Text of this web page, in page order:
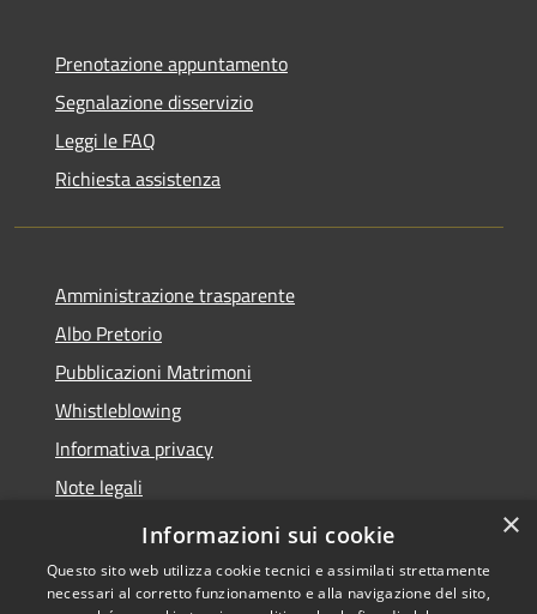
Prenotazione appuntamento
Segnalazione disservizio
Leggi le FAQ
Richiesta assistenza
Amministrazione trasparente
Albo Pretorio
Pubblicazioni Matrimoni
Whistleblowing
Informativa privacy
Note legali
Dichiarazione di accessibilità
×
Informazioni sui cookie
Questo sito web utilizza cookie tecnici e assimilati strettamente
necessari al corretto funzionamento e alla navigazione del sito,